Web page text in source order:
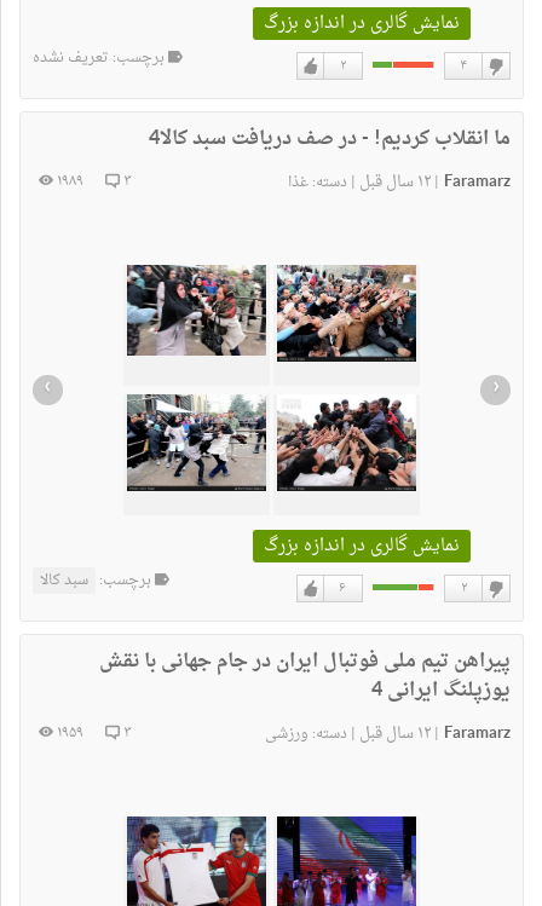
نمایش گالری در اندازه بزرگ
۲ ۴ برچسب: تعریف نشده
ما انقلاب کردیم! - در صف دریافت سبد کالا4
Faramarz
|۱۲ سال قبل | دسته:غذا ۳ ۱۹۸۹
‹
›
نمایش گالری در اندازه بزرگ
۶ ۲ برچسب: سبد کالا
پیراهن تیم ملی فوتبال ایران در جام جهانی با نقش
یوزپلنگ ایرانی 4
Faramarz
|۱۲ سال قبل | دسته: ورزشی ۳ ۱۹۵۹